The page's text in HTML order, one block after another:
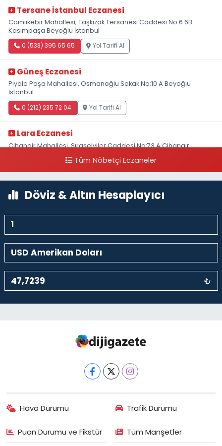
Tersane İstanbul Eczanesi
Camiikebir Mahallesi, Taşkızak Tersanesi Caddesi No:6 6B
Kasımpaşa Beyoğlu İstanbul
0 (533) 395 65 65 Yol Tarifi Al
Güneş Eczanesi
Piyale Paşa Mahallesi, Osmanoğlu Sokak No:10 A Beyoğlu
İstanbul
0 (212) 235 72 04 Yol Tarifi Al
Lara Eczanesi
Cihangir Mahallesi, Sıraselviler Caddesi No:73 A Cihangir
Tüm Nöbetçi Eczaneler
Döviz & Altın Hesaplayıcı
₺
Hava Durumu Trafik Durumu
Puan Durumu ve Fikstür Tüm Manşetler